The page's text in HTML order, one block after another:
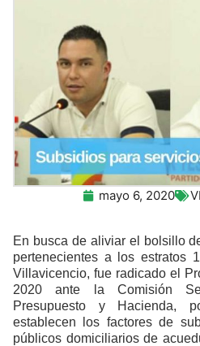
mayo 6, 2020
En busca de aliviar el bolsillo
pertenecientes a los estratos
Villavicencio, fue radicado el
2020 ante la Comisión
Presupuesto y Hacienda,
establecen los factores de
públicos domiciliarios de